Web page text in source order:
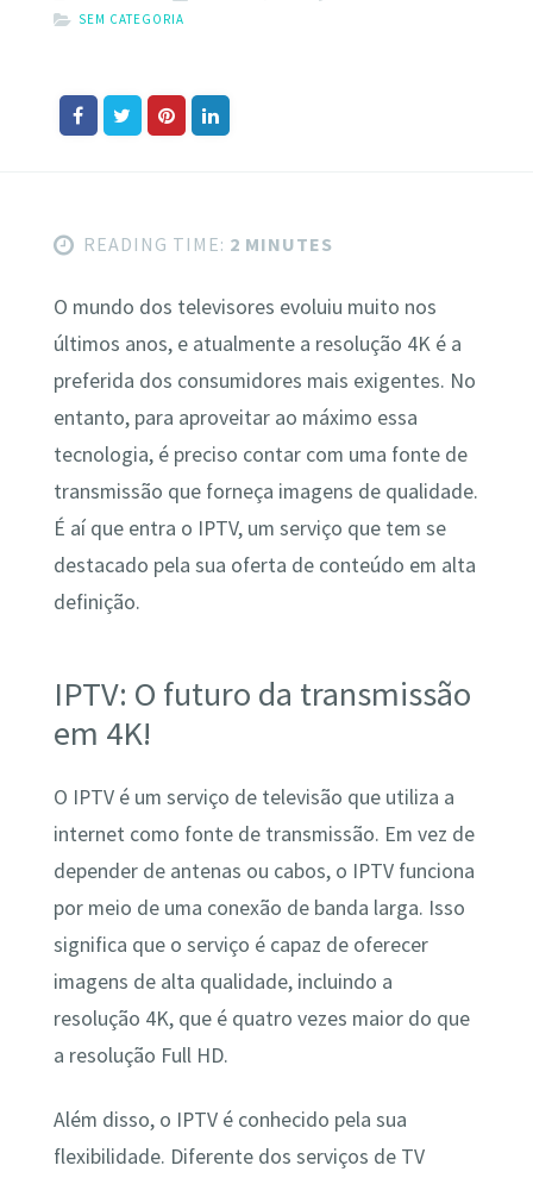
SEM CATEGORIA
READING TIME: 2 MINUTES
O mundo dos televisores evoluiu muito nos
últimos anos, e atualmente a resolução 4K é a
preferida dos consumidores mais exigentes. No
entanto, para aproveitar ao máximo essa
tecnologia, é preciso contar com uma fonte de
transmissão que forneça imagens de qualidade.
É aí que entra o IPTV, um serviço que tem se
destacado pela sua oferta de conteúdo em alta
definição.
IPTV: O futuro da transmissão
em 4K!
O IPTV é um serviço de televisão que utiliza a
internet como fonte de transmissão. Em vez de
depender de antenas ou cabos, o IPTV funciona
por meio de uma conexão de banda larga. Isso
significa que o serviço é capaz de oferecer
imagens de alta qualidade, incluindo a
resolução 4K, que é quatro vezes maior do que
a resolução Full HD.
Além disso, o IPTV é conhecido pela sua
flexibilidade. Diferente dos serviços de TV